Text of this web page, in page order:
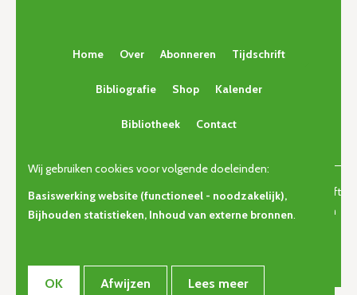
Home Over Abonneren Tijdschrift
Bibliografie Shop Kalender
Bibliotheek Contact
© Copyright 2026 | Orgelkunst | Vlaams cultureel-erfgoedtijdschrift
voor orgelcultuur van gisteren, vandaag en morgen. • Alle rechten
Wij gebruiken cookies voor volgende doeleinden:
Basiswerking website (functioneel - noodzakelijk),
Bijhouden statistieken, Inhoud van externe bronnen.
OK Afwijzen Lees meer